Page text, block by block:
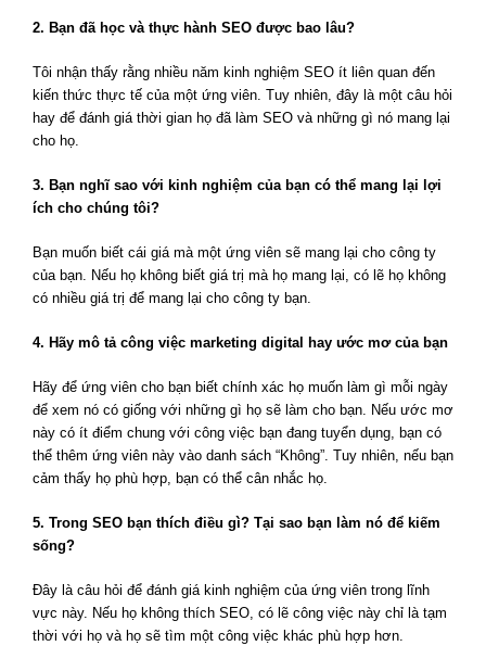
2. Bạn đã học và thực hành SEO được bao lâu?
Tôi nhận thấy rằng nhiều năm kinh nghiệm SEO ít liên quan đến
kiến thức thực tế của một ứng viên. Tuy nhiên, đây là một câu hỏi
hay để đánh giá thời gian họ đã làm SEO và những gì nó mang lại
cho họ.
3. Bạn nghĩ sao với kinh nghiệm của bạn có thể mang lại lợi
ích cho chúng tôi?
Bạn muốn biết cái giá mà một ứng viên sẽ mang lại cho công ty
của bạn. Nếu họ không biết giá trị mà họ mang lại, có lẽ họ không
có nhiều giá trị để mang lại cho công ty bạn.
4. Hãy mô tả công việc marketing digital hay ước mơ của bạn
Hãy để ứng viên cho bạn biết chính xác họ muốn làm gì mỗi ngày
để xem nó có giống với những gì họ sẽ làm cho bạn. Nếu ước mơ
này có ít điểm chung với công việc bạn đang tuyển dụng, bạn có
thể thêm ứng viên này vào danh sách “Không”. Tuy nhiên, nếu bạn
cảm thấy họ phù hợp, bạn có thể cân nhắc họ.
5. Trong SEO bạn thích điều gì? Tại sao bạn làm nó để kiếm
sống?
Đây là câu hỏi để đánh giá kinh nghiệm của ứng viên trong lĩnh
vực này. Nếu họ không thích SEO, có lẽ công việc này chỉ là tạm
thời với họ và họ sẽ tìm một công việc khác phù hợp hơn.